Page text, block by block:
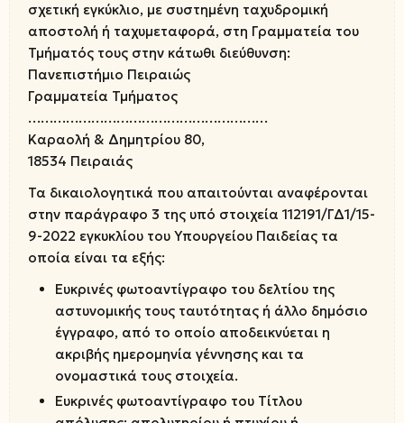
σχετική εγκύκλιο, με συστημένη ταχυδρομική
αποστολή ή ταχυμεταφορά, στη Γραμματεία του
Τμήματός τους στην κάτωθι διεύθυνση:
Πανεπιστήμιο Πειραιώς
Γραμματεία Τμήματος
…………………………………………………
Καραολή & Δημητρίου 80,
18534 Πειραιάς
Τα δικαιολογητικά που απαιτούνται αναφέρονται
στην παράγραφο 3 της υπό στοιχεία 112191/ΓΔ1/15-
9-2022 εγκυκλίου του Υπουργείου Παιδείας τα
οποία είναι τα εξής:
Ευκρινές φωτοαντίγραφο του δελτίου της
αστυνομικής τους ταυτότητας ή άλλο δημόσιο
έγγραφο, από το οποίο αποδεικνύεται η
ακριβής ημερομηνία γέννησης και τα
ονομαστικά τους στοιχεία.
Ευκρινές φωτοαντίγραφο του Τίτλου